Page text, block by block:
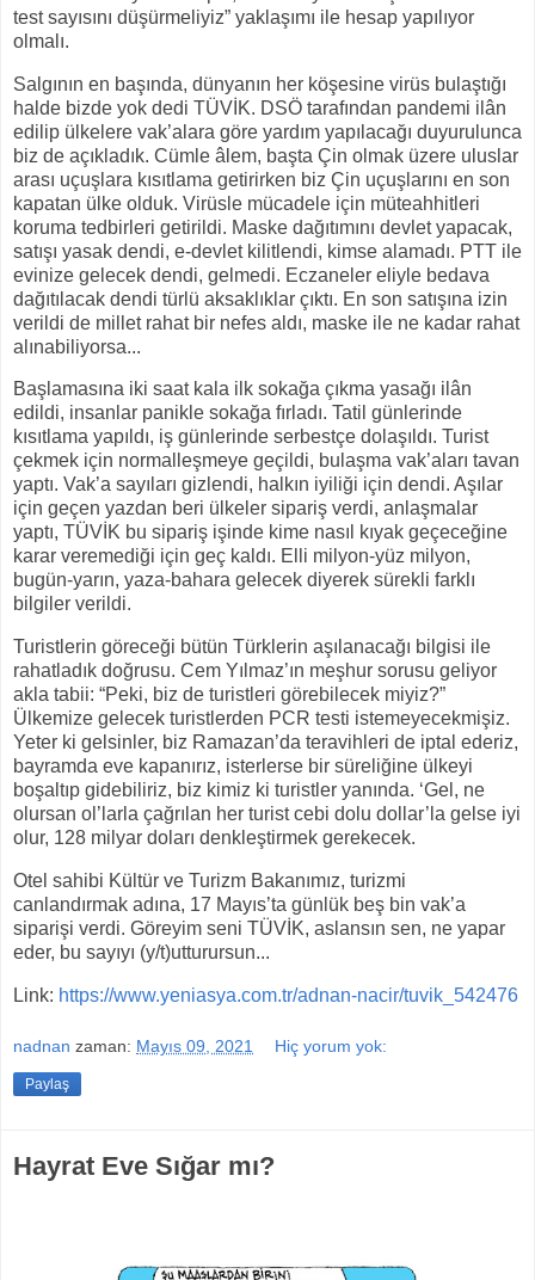
test sayısını düşürmeliyiz” yaklaşımı ile hesap yapılıyor
olmalı.
Salgının en başında, dünyanın her köşesine virüs bulaştığı
halde bizde yok dedi TÜVİK. DSÖ tarafından pandemi ilân
edilip ülkelere vak’alara göre yardım yapılacağı duyurulunca
biz de açıkladık. Cümle âlem, başta Çin olmak üzere uluslar
arası uçuşlara kısıtlama getirirken biz Çin uçuşlarını en son
kapatan ülke olduk. Virüsle mücadele için müteahhitleri
koruma tedbirleri getirildi. Maske dağıtımını devlet yapacak,
satışı yasak dendi, e-devlet kilitlendi, kimse alamadı. PTT ile
evinize gelecek dendi, gelmedi. Eczaneler eliyle bedava
dağıtılacak dendi türlü aksaklıklar çıktı. En son satışına izin
verildi de millet rahat bir nefes aldı, maske ile ne kadar rahat
alınabiliyorsa...
Başlamasına iki saat kala ilk sokağa çıkma yasağı ilân
edildi, insanlar panikle sokağa fırladı. Tatil günlerinde
kısıtlama yapıldı, iş günlerinde serbestçe dolaşıldı. Turist
çekmek için normalleşmeye geçildi, bulaşma vak’aları tavan
yaptı. Vak’a sayıları gizlendi, halkın iyiliği için dendi. Aşılar
için geçen yazdan beri ülkeler sipariş verdi, anlaşmalar
yaptı, TÜVİK bu sipariş işinde kime nasıl kıyak geçeceğine
karar veremediği için geç kaldı. Elli milyon-yüz milyon,
bugün-yarın, yaza-bahara gelecek diyerek sürekli farklı
bilgiler verildi.
Turistlerin göreceği bütün Türklerin aşılanacağı bilgisi ile
rahatladık doğrusu. Cem Yılmaz’ın meşhur sorusu geliyor
akla tabii: “Peki, biz de turistleri görebilecek miyiz?”
Ülkemize gelecek turistlerden PCR testi istemeyecekmişiz.
Yeter ki gelsinler, biz Ramazan’da teravihleri de iptal ederiz,
bayramda eve kapanırız, isterlerse bir süreliğine ülkeyi
boşaltıp gidebiliriz, biz kimiz ki turistler yanında. ‘Gel, ne
olursan ol’larla çağrılan her turist cebi dolu dollar’la gelse iyi
olur, 128 milyar doları denkleştirmek gerekecek.
Otel sahibi Kültür ve Turizm Bakanımız, turizmi
canlandırmak adına, 17 Mayıs’ta günlük beş bin vak’a
siparişi verdi. Göreyim seni TÜVİK, aslansın sen, ne yapar
eder, bu sayıyı (y/t)utturursun...
Link: https://www.yeniasya.com.tr/adnan-nacir/tuvik_542476
nadnan zaman: Mayıs 09, 2021 Hiç yorum yok:
Paylaş
Hayrat Eve Sığar mı?